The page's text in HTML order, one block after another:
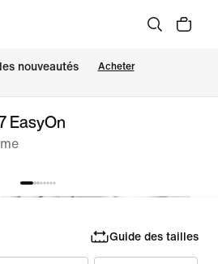
nouveautés Acheter
EasyOn
Guide des tailles